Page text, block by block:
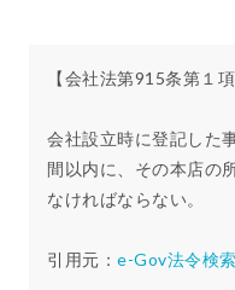
【会社法第915条第１項
会社設立時に登記した
間以内に、その本店の
なければならない。
引用元： e-Gov法令検索